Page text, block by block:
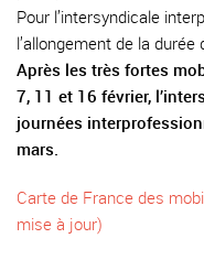
Pour l’intersyndicale
l’allongement de la
Après les très fortes
7, 11 et 16 février,
journées
mars.
Carte de France des
mise à jour)